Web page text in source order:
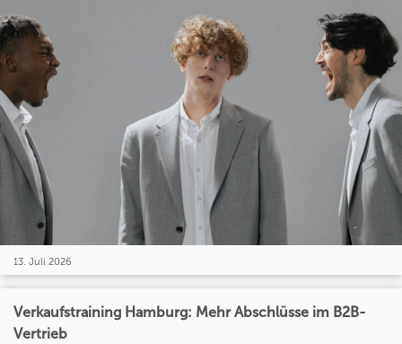
13. Juli 2026
Verkaufstraining Hamburg: Mehr Abschlüsse im B2B-
Vertrieb